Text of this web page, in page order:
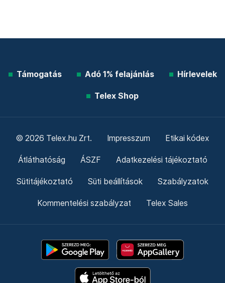
Támogatás Adó 1% felajánlás Hírlevelek
Telex Shop
© 2026 Telex.hu Zrt. Impresszum Etikai kódex
Átláthatóság ÁSZF Adatkezelési tájékoztató
Sütitájékoztató Süti beállítások Szabályzatok
Kommentelési szabályzat Telex Sales